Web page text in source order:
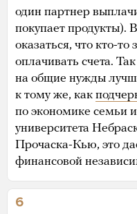
один партнер
покупает продукты).
оказаться, что кто-
оплачивать счета.
на общие нужды
к тому же, как
по экономике семьи
университета
Прочаска-Кью, это
финансовой
6